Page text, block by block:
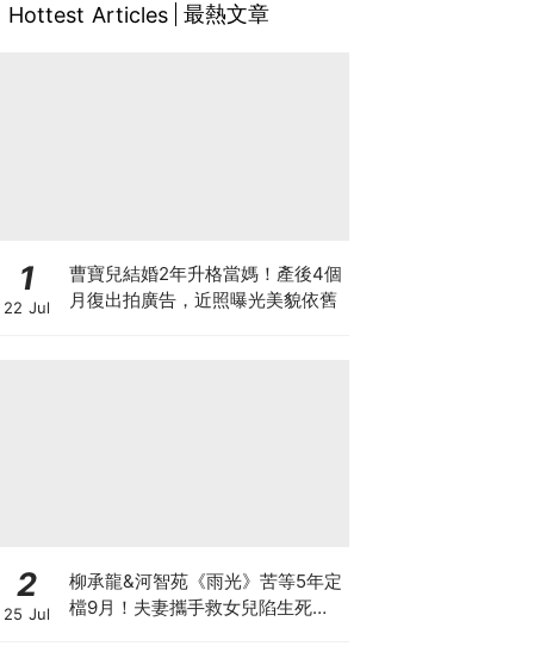
Hottest Articles 最熱文章
1
22 Jul
曹寶兒結婚2年升格當媽！產後4個
月復出拍廣告，近照曝光美貌依舊
2
25 Jul
柳承龍&河智苑《雨光》苦等5年定
檔9月！夫妻攜手救女兒陷生死危